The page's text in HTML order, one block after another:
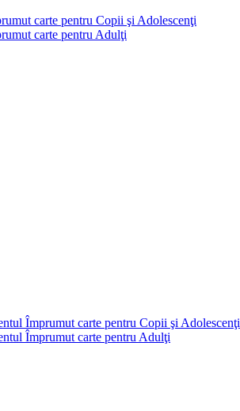
carte pentru Copii şi Adolescenţi
carte pentru Adulţi
Împrumut carte pentru Copii şi Adolescenţi
Împrumut carte pentru Adulţi